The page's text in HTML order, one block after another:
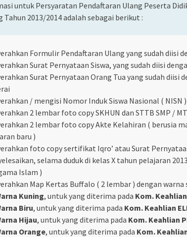
untuk Persyaratan Pendaftaran Ulang Peserta
Tahun 2013/2014 adalah sebagai berikut :
Formulir Pendaftaran Ulang yang sudah diisi
Surat Pernyataan Siswa, yang sudah diisi
Surat Pernyataan Orang Tua yang sudah diisi
/ mengisi Nomor Induk Siswa Nasional ( NISN
2 lembar foto copy SKHUN dan STTB SMP /
2 lembar foto copy Akte Kelahiran ( berusia
baru )
foto copy sertifikat Iqro’ atau Surat
selama duduk di kelas X tahun pelajaran
Islam )
Map Kertas Buffalo ( 2 lembar ) dengan warna
Kuning, untuk yang diterima pada Kom.
Biru, untuk yang diterima pada Kom. Keahlian
Hijau, untuk yang diterima pada Kom. Keahlian
Orange, untuk yang diterima pada Kom.